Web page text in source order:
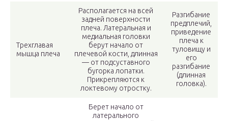
Трехглавая
мышца плеча
Располагается на всей
задней поверхности
плеча. Латеральная и
медиальная головки
берут начало от
плечевой кости, длинная
— от подсуставного
бугорка лопатки.
Прикрепляются к
локтевому отростку.
Разгибание
предплечий,
приведение
плеча к
туловищу и
его
разгибание
(длинная
головка).
Берет начало от
латерального